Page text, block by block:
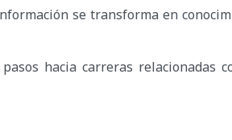
se transforma en
hacia carreras relacionadas